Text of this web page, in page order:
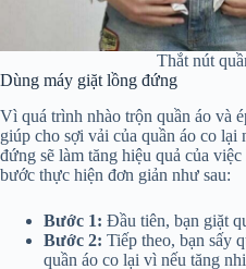
Thắt nút
Dùng máy giặt lồng đứng
Vì quá trình nhào trộn quần áo và
giúp cho sợi vải của quần áo co
đứng sẽ làm tăng hiệu quả của
bước thực hiện đơn giản như sau:
Bước 1: Đầu tiên, bạn giặt
Bước 2: Tiếp theo, bạn sấy
quần áo co lại vì nếu tăng